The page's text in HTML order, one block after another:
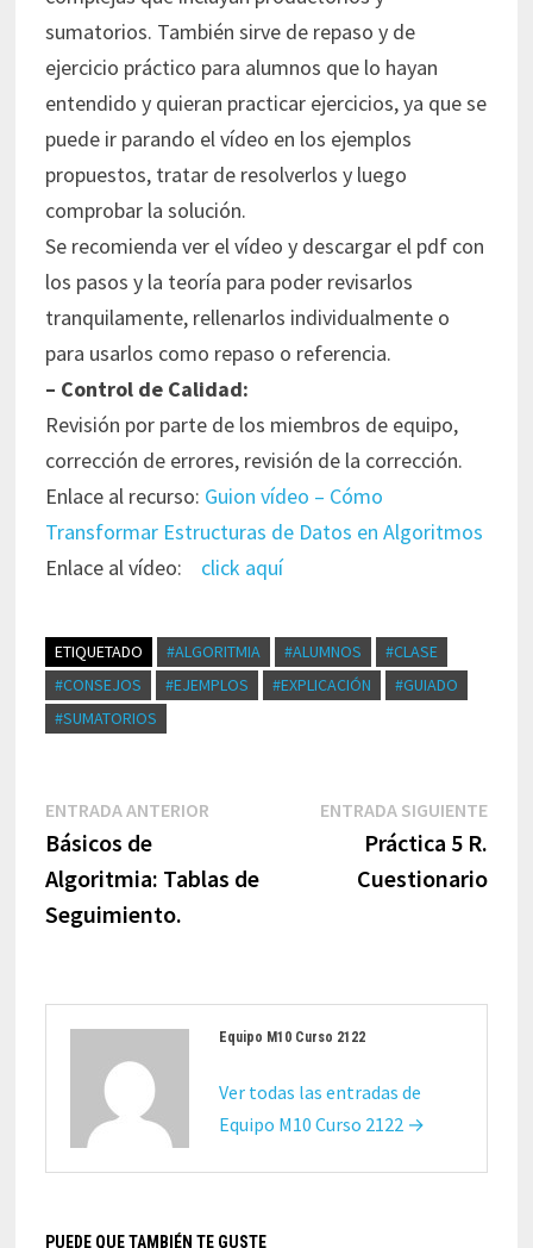
sumatorios. También sirve de repaso y de
ejercicio práctico para alumnos que lo hayan
entendido y quieran practicar ejercicios, ya que se
puede ir parando el vídeo en los ejemplos
propuestos, tratar de resolverlos y luego
comprobar la solución.
Se recomienda ver el vídeo y descargar el pdf con
los pasos y la teoría para poder revisarlos
tranquilamente, rellenarlos individualmente o
para usarlos como repaso o referencia.
– Control de Calidad:
Revisión por parte de los miembros de equipo,
corrección de errores, revisión de la corrección.
Enlace al recurso: Guion vídeo – Cómo
Transformar Estructuras de Datos en Algoritmos
Enlace al vídeo:
click aquí
ETIQUETADO #ALGORITMIA #ALUMNOS
#CLASE
#CONSEJOS
#EJEMPLOS #EXPLICACIÓN
#GUIADO
#SUMATORIOS
Navegación
entradas
ENTRADA ANTERIOR
Básicos de
Algoritmia: Tablas de
Seguimiento.
ENTRADA SIGUIENTE
Práctica 5 R.
Cuestionario
Equipo M10 Curso 2122
Ver todas las entradas de
Equipo M10 Curso 2122 →
PUEDE QUE TAMBIÉN TE GUSTE